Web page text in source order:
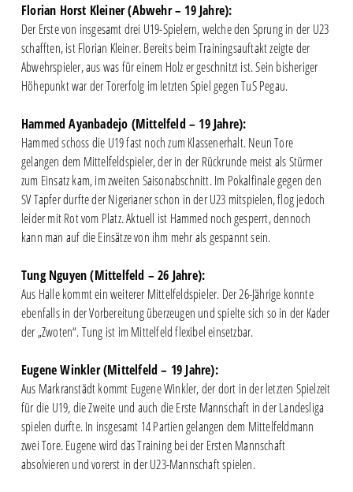
Florian Horst Kleiner (Abwehr – 19 Jahre):
Der Erste von insgesamt drei U19-Spielern, welche den Sprung in der U23
schafften, ist Florian Kleiner. Bereits beim Trainingsauftakt zeigte der
Abwehrspieler, aus was für einem Holz er geschnitzt ist. Sein bisheriger
Höhepunkt war der Torerfolg im letzten Spiel gegen TuS Pegau.
Hammed Ayanbadejo (Mittelfeld – 19 Jahre):
Hammed schoss die U19 fast noch zum Klassenerhalt. Neun Tore
gelangen dem Mittelfeldspieler, der in der Rückrunde meist als Stürmer
zum Einsatz kam, im zweiten Saisonabschnitt. Im Pokalfinale gegen den
SV Tapfer durfte der Nigerianer schon in der U23 mitspielen, flog jedoch
leider mit Rot vom Platz. Aktuell ist Hammed noch gesperrt, dennoch
kann man auf die Einsätze von ihm mehr als gespannt sein.
Tung Nguyen (Mittelfeld – 26 Jahre):
Aus Halle kommt ein weiterer Mittelfeldspieler. Der 26-Jährige konnte
ebenfalls in der Vorbereitung überzeugen und spielte sich so in der Kader
der „Zwoten“. Tung ist im Mittelfeld flexibel einsetzbar.
Eugene Winkler (Mittelfeld – 19 Jahre):
Aus Markranstädt kommt Eugene Winkler, der dort in der letzten Spielzeit
für die U19, die Zweite und auch die Erste Mannschaft in der Landesliga
spielen durfte. In insgesamt 14 Partien gelangen dem Mittelfeldmann
zwei Tore. Eugene wird das Training bei der Ersten Mannschaft
absolvieren und vorerst in der U23-Mannschaft spielen.